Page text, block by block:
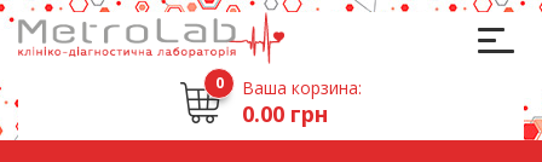
0 Ваша корзина:
0.00 грн